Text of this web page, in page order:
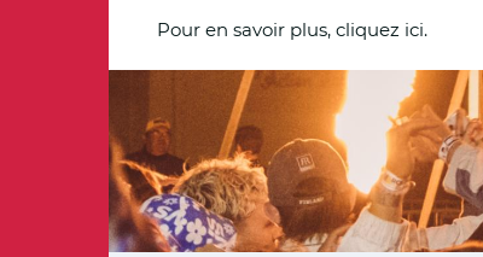
Pour en savoir plus, cliquez ici.